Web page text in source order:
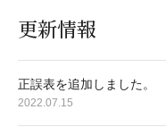
更新情報
正誤表を追加しました。
2022.07.15